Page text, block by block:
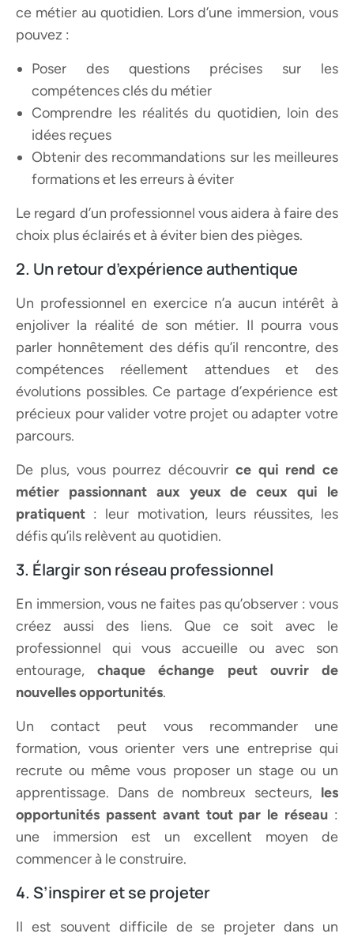
ce métier au quotidien. Lors d’une immersion, vous
pouvez :
Poser des questions précises sur les
compétences clés du métier
Comprendre les réalités du quotidien, loin des
idées reçues
Obtenir des recommandations sur les meilleures
formations et les erreurs à éviter
Le regard d’un professionnel vous aidera à faire des
choix plus éclairés et à éviter bien des pièges.
2. Un retour d’expérience authentique
Un professionnel en exercice n’a aucun intérêt à
enjoliver la réalité de son métier. Il pourra vous
parler honnêtement des défis qu’il rencontre, des
compétences réellement attendues et des
évolutions possibles. Ce partage d’expérience est
précieux pour valider votre projet ou adapter votre
parcours.
De plus, vous pourrez découvrir ce qui rend ce
métier passionnant aux yeux de ceux qui le
pratiquent : leur motivation, leurs réussites, les
défis qu’ils relèvent au quotidien.
3. Élargir son réseau professionnel
En immersion, vous ne faites pas qu’observer : vous
créez aussi des liens. Que ce soit avec le
professionnel qui vous accueille ou avec son
entourage,chaque échange peut ouvrir de
nouvelles opportunités.
Un contact peut vous recommander une
formation, vous orienter vers une entreprise qui
recrute ou même vous proposer un stage ou un
apprentissage. Dans de nombreux secteurs, les
opportunités passent avant tout par le réseau :
une immersion est un excellent moyen de
commencer à le construire.
4. S’inspirer et se projeter
Il est souvent difficile de se projeter dans un